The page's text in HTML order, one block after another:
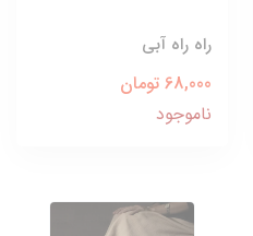
راه راه آبی
68,000 تومان
ناموجود